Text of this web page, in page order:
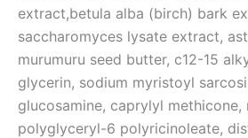
extract,betula alba (birch) bark
saccharomyces lysate extract,
murumuru seed butter, c12-15
glycerin, sodium myristoyl
glucosamine, caprylyl methicone,
polyglyceryl-6 polyricinoleate,